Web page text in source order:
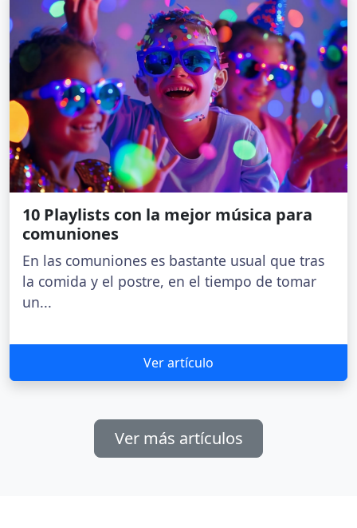
10 Playlists con la mejor música para
comuniones
En las comuniones es bastante usual que tras
la comida y el postre, en el tiempo de tomar
un...
Ver artículo
Ver más artículos